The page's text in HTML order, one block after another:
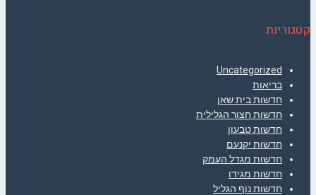
קטגוריות
Uncategorized
בריאות
חדשות בית שאן
חדשות חצור הגלילית
חדשות טבעון
חדשות יקנעם
חדשות מגדל העמק
חדשות מגידו
חדשות נוף הגליל